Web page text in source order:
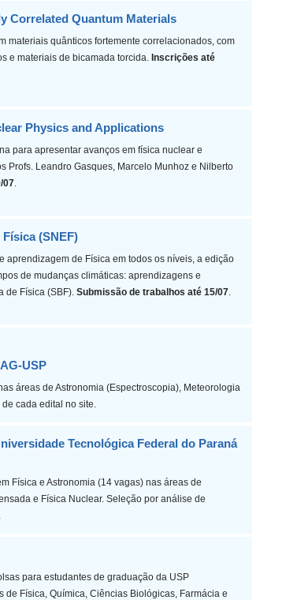
Correlated Quantum Materials
materiais quânticos fortemente correlacionados, com
e materiais de bicamada torcida. Inscrições até
Physics and Applications
para apresentar avanços em física nuclear e
Profs. Leandro Gasques, Marcelo Munhoz e Nilberto
07.
(SNEF)
aprendizagem de Física em todos os níveis, a edição
de mudanças climáticas: aprendizagens e
de Física (SBF). Submissão de trabalhos até 15/07.
USP
áreas de Astronomia (Espectroscopia), Meteorologia
cada edital no site.
Tecnológica Federal do Paraná
Física e Astronomia (14 vagas) nas áreas de
e Física Nuclear. Seleção por análise de
.
para estudantes de graduação da USP
Física, Química, Ciências Biológicas, Farmácia e